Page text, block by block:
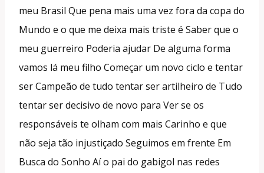
meu Brasil Que pena mais uma vez fora da copa do
Mundo e o que me deixa mais triste é Saber que o
meu guerreiro Poderia ajudar De alguma forma
vamos lá meu filho Começar um novo ciclo e tentar
ser Campeão de tudo tentar ser artilheiro de Tudo
tentar ser decisivo de novo para Ver se os
responsáveis te olham com mais Carinho e que
não seja tão injustiçado Seguimos em frente Em
Busca do Sonho Aí o pai do gabigol nas redes